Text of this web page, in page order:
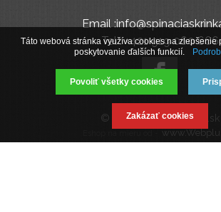
Email
Tel : +421 919 060 666
© 2019 SpinaciaSkrinka.sk
Táto webová stránka využíva cookies na
poskytovanie ďalších funkcií.
Povoliť všetky cookies
Zakázať cookies